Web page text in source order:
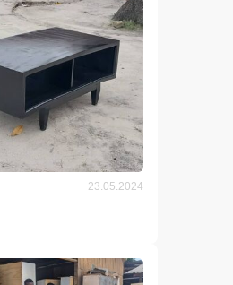
23.05.2024